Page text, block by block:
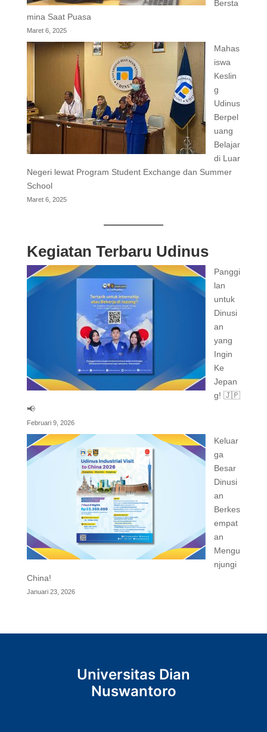
Bersta
mina Saat Puasa
Maret 6, 2025
Mahas
iswa
Keslin
g
Udinus
Berpel
uang
Belajar
di Luar
Negeri lewat Program Student Exchange dan Summer
School
Maret 6, 2025
Kegiatan Terbaru Udinus
Panggi
lan
untuk
Dinusi
an
yang
Ingin
Ke
Jepan
g! 🇯🇵
📢
Februari 9, 2026
Keluar
ga
Besar
Dinusi
an
Berkes
empat
an
Mengu
njungi
China!
Januari 23, 2026
Universitas Dian
Nuswantoro